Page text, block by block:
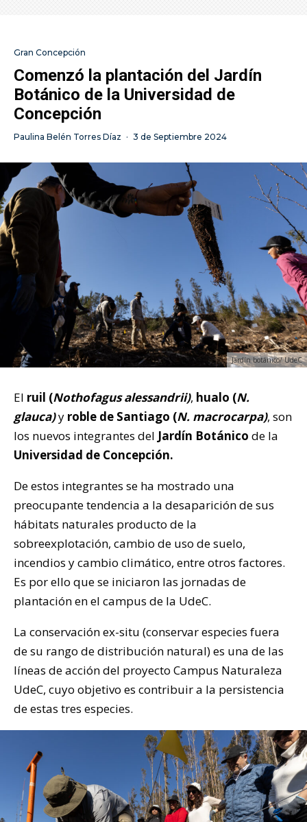
Gran Concepción
Comenzó la plantación del Jardín
Botánico de la Universidad de
Concepción
Paulina Belén Torres Díaz · 3 de Septiembre 2024
Jardín botánico/ UdeC
El ruil (Nothofagus alessandrii), hualo (N.
glauca)y roble de Santiago (N. macrocarpa), son
los nuevos integrantes del Jardín Botánico de la
Universidad de Concepción.
De estos integrantes se ha mostrado una
preocupante tendencia a la desaparición de sus
hábitats naturales producto de la
sobreexplotación, cambio de uso de suelo,
incendios y cambio climático, entre otros factores.
Es por ello que se iniciaron las jornadas de
plantación en el campus de la UdeC.
La conservación ex-situ (conservar especies fuera
de su rango de distribución natural) es una de las
líneas de acción del proyecto Campus Naturaleza
UdeC, cuyo objetivo es contribuir a la persistencia
de estas tres especies.